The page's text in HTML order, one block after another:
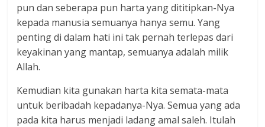
pun dan seberapa pun harta yang dititipkan-Nya
kepada manusia semuanya hanya semu. Yang
penting di dalam hati ini tak pernah terlepas dari
keyakinan yang mantap, semuanya adalah milik
Allah.
Kemudian kita gunakan harta kita semata-mata
untuk beribadah kepadanya-Nya. Semua yang ada
pada kita harus menjadi ladang amal saleh. Itulah